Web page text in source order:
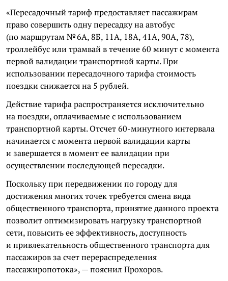
«Пересадочный тариф предоставляет пассажирам
право совершить одну пересадку на автобус
(по маршрутам № 6А, 8Б, 11А, 18А, 41А, 90А, 78),
троллейбус или трамвай в течение 60 минут с момента
первой валидации транспортной карты. При
использовании пересадочного тарифа стоимость
поездки снижается на 5 рублей.
Действие тарифа распространяется исключительно
на поездки, оплачиваемые с использованием
транспортной карты. Отсчет 60-минутного интервала
начинается с момента первой валидации карты
и завершается в момент ее валидации при
осуществлении последующей пересадки.
Поскольку при передвижении по городу для
достижения многих точек требуется смена вида
общественного транспорта, принятие данного проекта
позволит оптимизировать нагрузку транспортной
сети, повысить ее эффективность, доступность
и привлекательность общественного транспорта для
пассажиров за счет перераспределения
пассажиропотока», — пояснил Прохоров.